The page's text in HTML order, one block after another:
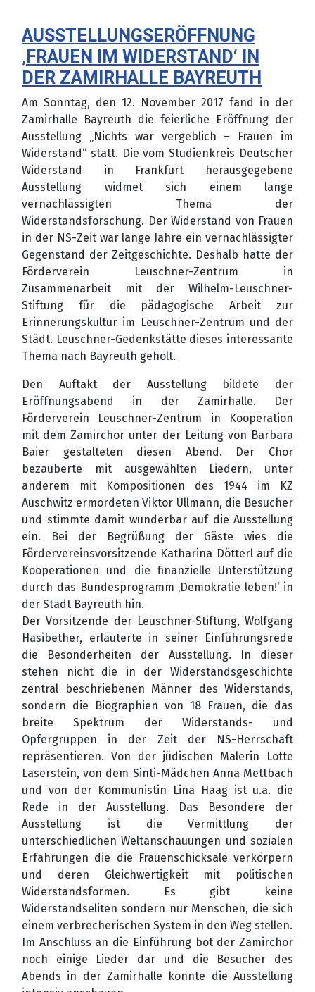
AUSSTELLUNGSERÖFFNUNG
‚FRAUEN IM WIDERSTAND‘ IN
DER ZAMIRHALLE BAYREUTH
Am Sonntag, den 12. November 2017 fand in der
Zamirhalle Bayreuth die feierliche Eröffnung der
Ausstellung „Nichts war vergeblich – Frauen im
Widerstand“ statt. Die vom Studienkreis Deutscher
Widerstand in Frankfurt herausgegebene
Ausstellung widmet sich einem lange
vernachlässigten Thema der
Widerstandsforschung. Der Widerstand von Frauen
in der NS-Zeit war lange Jahre ein vernachlässigter
Gegenstand der Zeitgeschichte. Deshalb hatte der
Förderverein Leuschner-Zentrum in
Zusammenarbeit mit der Wilhelm-Leuschner-
Stiftung für die pädagogische Arbeit zur
Erinnerungskultur im Leuschner-Zentrum und der
Städt. Leuschner-Gedenkstätte dieses interessante
Thema nach Bayreuth geholt.
Den Auftakt der Ausstellung bildete der
Eröffnungsabend in der Zamirhalle. Der
Förderverein Leuschner-Zentrum in Kooperation
mit dem Zamirchor unter der Leitung von Barbara
Baier gestalteten diesen Abend. Der Chor
bezauberte mit ausgewählten Liedern, unter
anderem mit Kompositionen des 1944 im KZ
Auschwitz ermordeten Viktor Ullmann, die Besucher
und stimmte damit wunderbar auf die Ausstellung
ein. Bei der Begrüßung der Gäste wies die
Fördervereinsvorsitzende Katharina Dötterl auf die
Kooperationen und die finanzielle Unterstützung
durch das Bundesprogramm ‚Demokratie leben!‘ in
der Stadt Bayreuth hin.
Der Vorsitzende der Leuschner-Stiftung, Wolfgang
Hasibether, erläuterte in seiner Einführungsrede
die Besonderheiten der Ausstellung. In dieser
stehen nicht die in der Widerstandsgeschichte
zentral beschriebenen Männer des Widerstands,
sondern die Biographien von 18 Frauen, die das
breite Spektrum der Widerstands- und
Opfergruppen in der Zeit der NS-Herrschaft
repräsentieren. Von der jüdischen Malerin Lotte
Laserstein, von dem Sinti-Mädchen Anna Mettbach
und von der Kommunistin Lina Haag ist u.a. die
Rede in der Ausstellung. Das Besondere der
Ausstellung ist die Vermittlung der
unterschiedlichen Weltanschauungen und sozialen
Erfahrungen die die Frauenschicksale verkörpern
und deren Gleichwertigkeit mit politischen
Widerstandsformen. Es gibt keine
Widerstandseliten sondern nur Menschen, die sich
einem verbrecherischen System in den Weg stellen.
Im Anschluss an die Einführung bot der Zamirchor
noch einige Lieder dar und die Besucher des
Abends in der Zamirhalle konnte die Ausstellung